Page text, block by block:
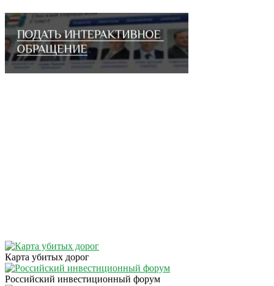
Карта убитых дорог
Российский инвестиционный форум